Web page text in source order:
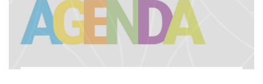
Cooperativa
Energética
2014-